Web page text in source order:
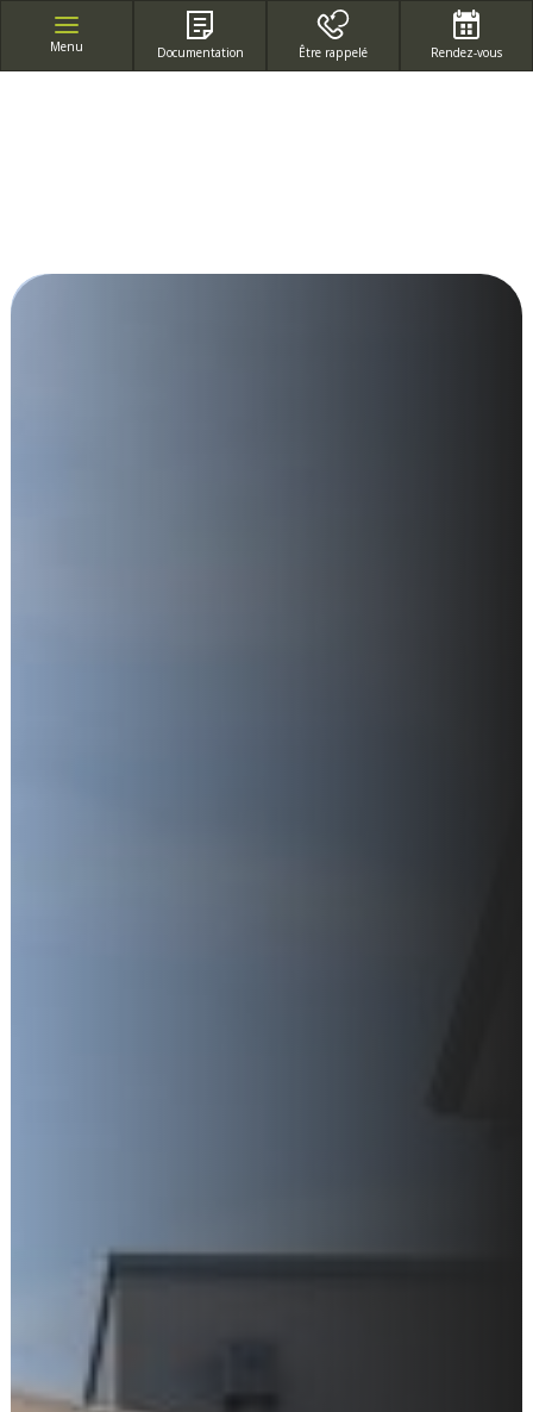
Menu Documentation Être rappelé Rendez-vous
APPEL GRATUIT DEPUIS UN POSTE FIXE